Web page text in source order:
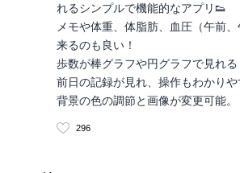
れるシンプルで機能的なアプリ👟
メモや体重、体脂肪、血圧（午前
来るのも良い！
歩数が棒グラフや円グラフで見れ
前日の記録が見れ、操作もわかりや
背景の色の調節と画像が変更可能。
296